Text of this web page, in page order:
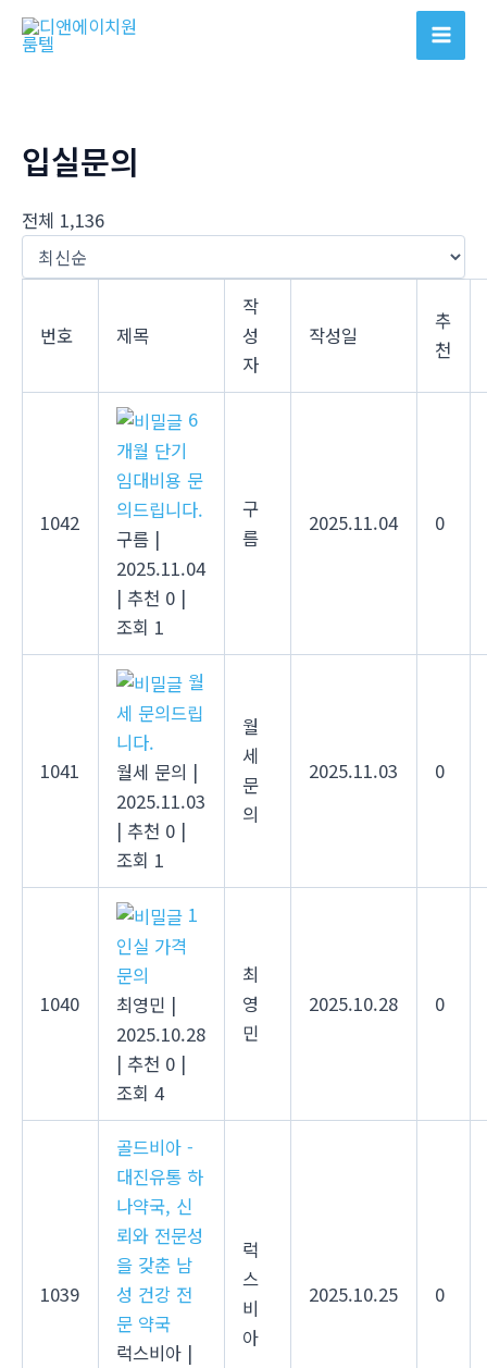
Main
입실문의
전체 1,136
번호 제목
작
성
자
작성일
추
천
1042
6
개월 단기
임대비용 문
의드립니다.
구름 |
2025.11.04
| 추천 0 |
조회 1
구
름
2025.11.04 0
1041
월
세 문의드립
니다.
월세 문의 |
2025.11.03
| 추천 0 |
조회 1
월
세
문
의
2025.11.03 0
1040
1
인실 가격
문의
최영민 |
2025.10.28
| 추천 0 |
조회 4
최
영
민
2025.10.28 0
1039
골드비아 -
대진유통 하
나약국, 신
뢰와 전문성
을 갖춘 남
성 건강 전
문 약국
럭스비아 |
럭
스
비
아
2025.10.25 0